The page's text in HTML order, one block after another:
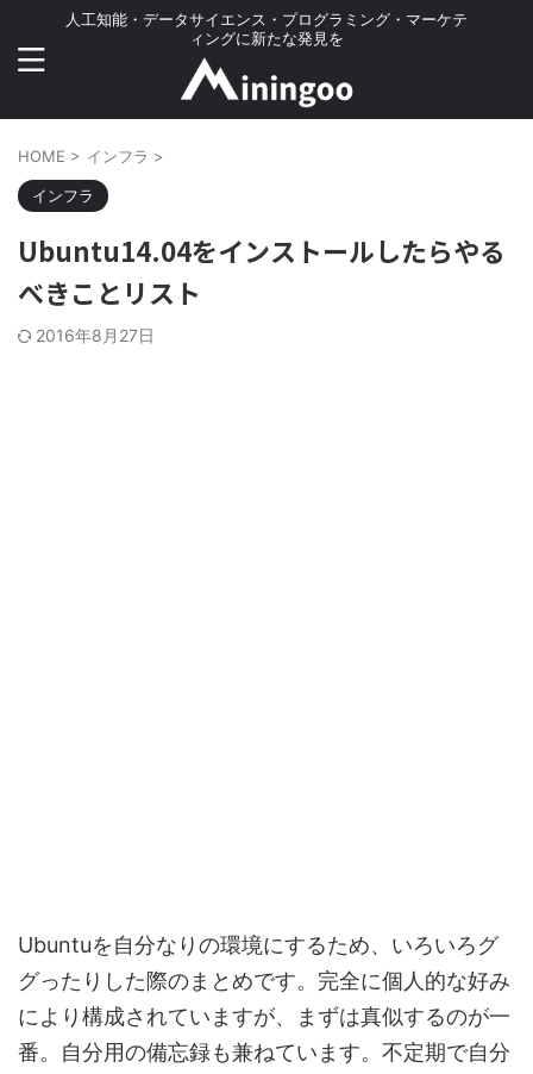
人工知能・データサイエンス・プログラミング・マーケテ
ィングに新たな発見を
HOME > インフラ >
インフラ
Ubuntu14.04をインストールしたらやる
べきことリスト
2016年8月27日
Ubuntuを自分なりの環境にするため、いろいろグ
グったりした際のまとめです。完全に個人的な好み
により構成されていますが、まずは真似するのが一
番。自分用の備忘録も兼ねています。不定期で自分